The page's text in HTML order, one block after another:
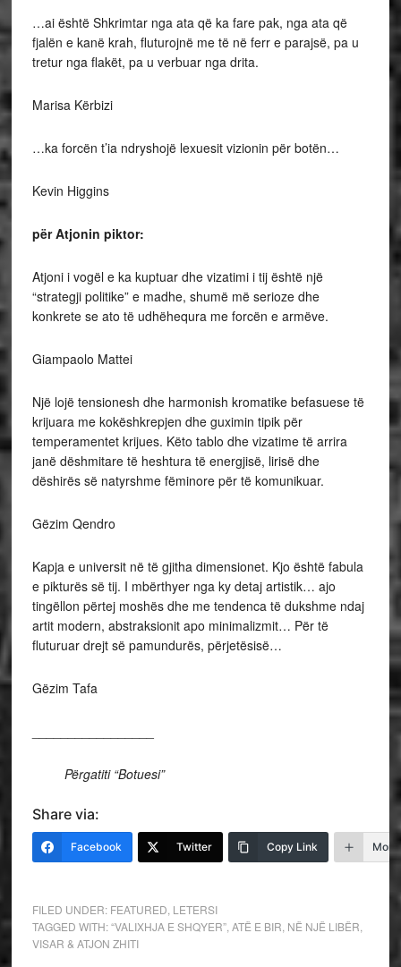
…ai është Shkrimtar nga ata që ka fare pak, nga ata që
fjalën e kanë krah, fluturojnë me të në ferr e parajsë, pa u
tretur nga flakët, pa u verbuar nga drita.
Marisa Kërbizi
…ka forcën t’ia ndryshojë lexuesit vizionin për botën…
Kevin Higgins
për Atjonin piktor:
Atjoni i vogël e ka kuptuar dhe vizatimi i tij është një
“strategji politike” e madhe, shumë më serioze dhe
konkrete se ato të udhëhequra me forcën e armëve.
Giampaolo Mattei
Një lojë tensionesh dhe harmonish kromatike befasuese të
krijuara me kokëshkrepjen dhe guximin tipik për
temperamentet krijues. Këto tablo dhe vizatime të arrira
janë dëshmitare të heshtura të energjisë, lirisë dhe
dëshirës së natyrshme fëminore për të komunikuar.
Gëzim Qendro
Kapja e universit në të gjitha dimensionet. Kjo është fabula
e pikturës së tij. I mbërthyer nga ky detaj artistik… ajo
tingëllon përtej moshës dhe me tendenca të dukshme ndaj
artit modern, abstraksionit apo minimalizmit… Për të
fluturuar drejt së pamundurës, përjetësisë…
Gëzim Tafa
Përgatiti “Botuesi”
Share via:
Facebook Twitter Copy Link More
FILED UNDER: FEATURED LETERSI
TAGGED WITH:“VALIXHJA E SHQYER”, ATË E BIR NË NJË LIBËR
VISAR & ATJON ZHITI